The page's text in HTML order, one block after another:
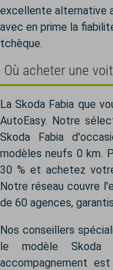
excellente alternative
avec en prime la
tchèque.
Où acheter une
La Skoda Fabia que
AutoEasy. Notre
Skoda Fabia
modèles neufs 0 km.
30 % et achetez
Notre réseau couvre
de 60 agences,
Nos conseillers
le modèle Skoda
accompagnement